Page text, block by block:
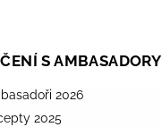
S AMBASADORY
2026
2025